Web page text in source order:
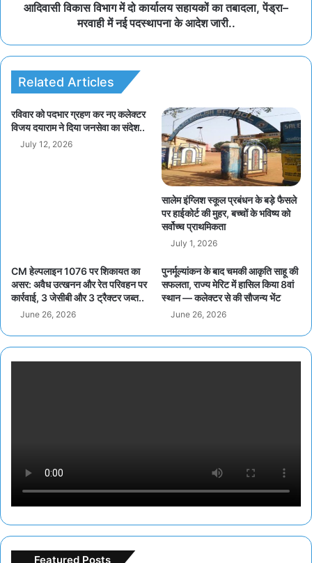
आदिवासी विकास विभाग में दो कार्यालय सहायकों का तबादला, पेंड्रा–
मरवाही में नई पदस्थापना के आदेश जारी..
Related Articles
रविवार को पदभार ग्रहण कर नए कलेक्टर
विजय दयाराम ने दिया जनसेवा का संदेश..
July 12, 2026
सालेम इंग्लिश स्कूल प्रबंधन के बड़े फैसले
पर हाईकोर्ट की मुहर, बच्चों के भविष्य को
सर्वोच्च प्राथमिकता
July 1, 2026
CM हेल्पलाइन 1076 पर शिकायत का
असर: अवैध उत्खनन और रेत परिवहन पर
कार्रवाई, 3 जेसीबी और 3 ट्रैक्टर जब्त..
June 26, 2026
पुनर्मूल्यांकन के बाद चमकी आकृति साहू की
सफलता, राज्य मेरिट में हासिल किया 8वां
स्थान — कलेक्टर से की सौजन्य भेंट
June 26, 2026
Featured Posts